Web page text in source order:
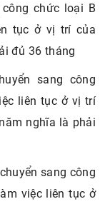
chức loại B
tục ở vị trí của
đủ 36 tháng
sang công
liên tục ở vị trí
nghĩa là phải
sang công
việc liên tục ở